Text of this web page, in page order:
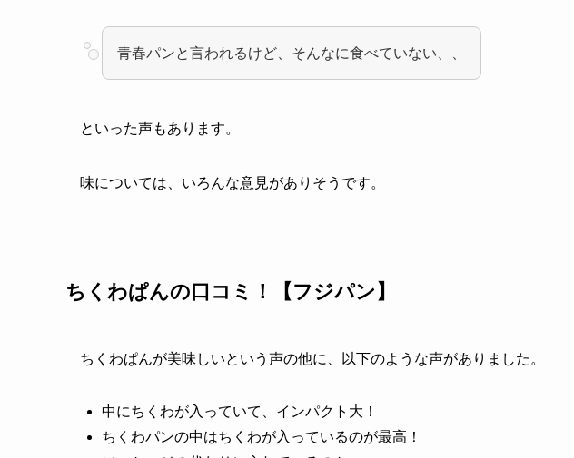
青春パンと言われるけど、そんなに食べていない、、
といった声もあります。
味については、いろんな意見がありそうです。
ちくわぱんの口コミ！【フジパン】
ちくわぱんが美味しいという声の他に、以下のような声がありました。
中にちくわが入っていて、インパクト大！
ちくわパンの中はちくわが入っているのが最高！